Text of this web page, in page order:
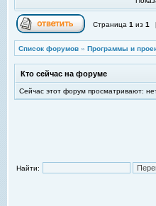
Страница 1 из 1
Список форумов » Программы и
Кто сейчас на форуме
Сейчас этот форум просматривают:
Найти: